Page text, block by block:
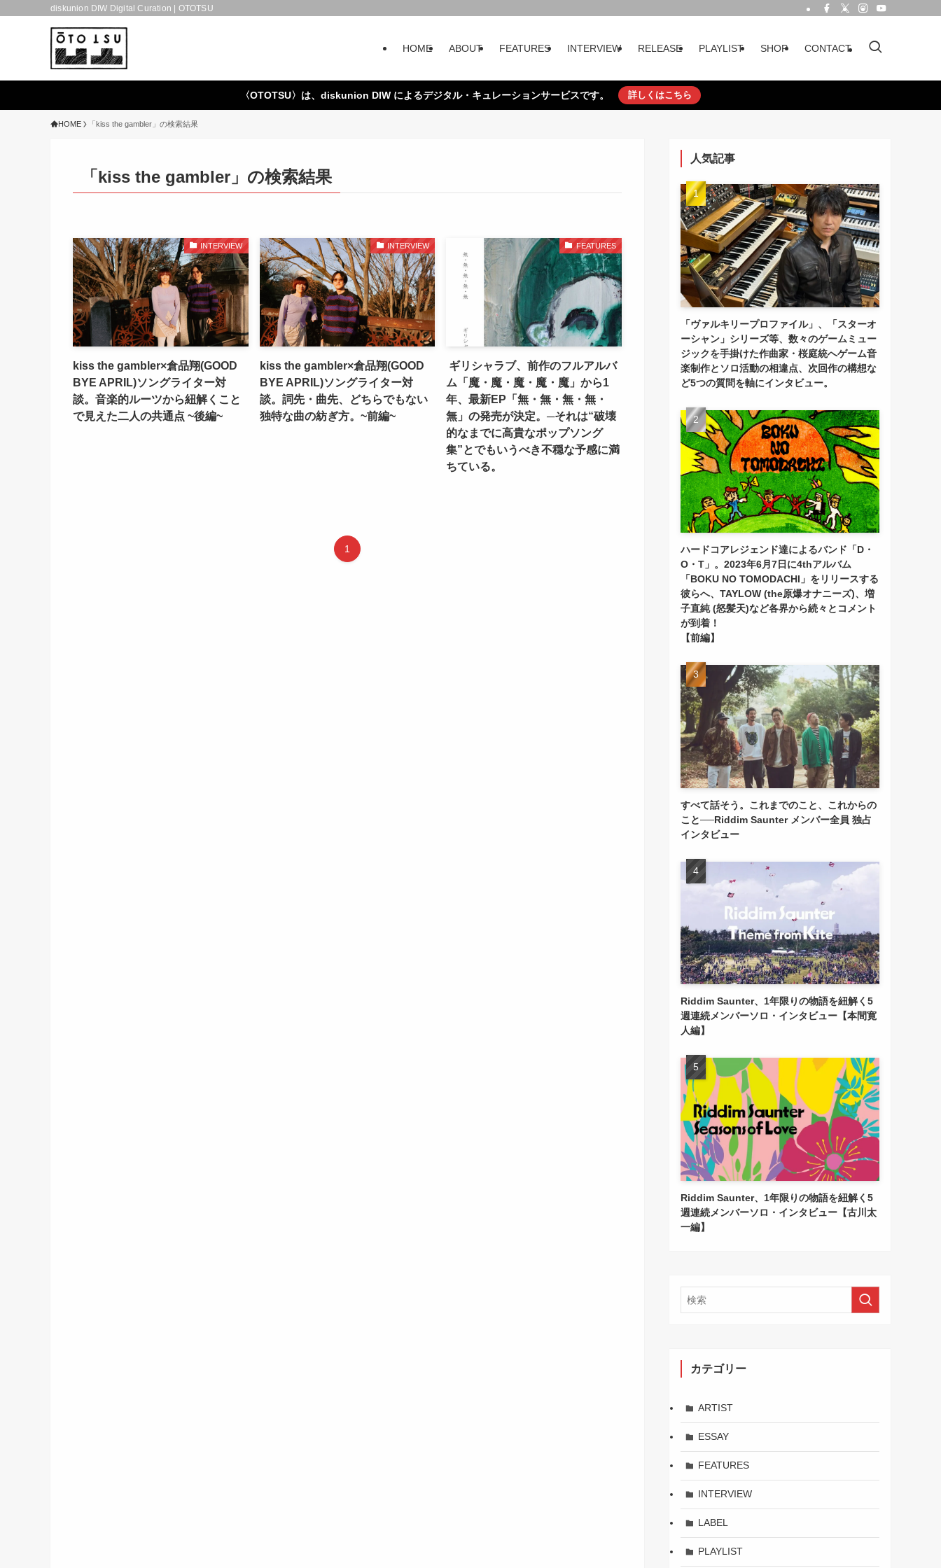
diskunion DIW Digital Curation | OTOTSU
HOME ABOUT FEATURES INTERVIEW RELEASE PLAYLIST SHOP CONTACT
〈OTOTSU〉は、diskunion DIW によるデジタル・キュレーションサービスです。 詳しくはこちら
HOME 「kiss the gambler」の検索結果
「kiss the gambler」の検索結果
INTERVIEW
kiss the gambler×倉品翔(GOOD
BYE APRIL)ソングライター対
談。音楽的ルーツから紐解くこと
で見えた二人の共通点 ~後編~
INTERVIEW
kiss the gambler×倉品翔(GOOD
BYE APRIL)ソングライター対
談。詞先・曲先、どちらでもない
独特な曲の紡ぎ方。~前編~
FEATURES
ギリシャラブ、前作のフルアルバ
ム「魔・魔・魔・魔・魔」から1
年、最新EP「無・無・無・無・
無」の発売が決定。─それは“破壊
的なまでに高貴なポップソング
集”とでもいうべき不穏な予感に満
ちている。
1
人気記事
「ヴァルキリープロファイル」、「スターオ
ーシャン」シリーズ等、数々のゲームミュー
ジックを手掛けた作曲家・桜庭統へゲーム音
楽制作とソロ活動の相違点、次回作の構想な
ど5つの質問を軸にインタビュー。
ハードコアレジェンド達によるバンド「D・
O・T」。2023年6月7日に4thアルバム
「BOKU NO TOMODACHI」をリリースする
彼らへ、TAYLOW (the原爆オナニーズ)、増
子直純 (怒髪天)など各界から続々とコメント
が到着！
【前編】
すべて話そう。これまでのこと、これからの
こと──Riddim Saunter メンバー全員 独占
インタビュー
Riddim Saunter、1年限りの物語を紐解く5
週連続メンバーソロ・インタビュー【本間寛
人編】
Riddim Saunter、1年限りの物語を紐解く5
週連続メンバーソロ・インタビュー【古川太
一編】
カテゴリー
ARTIST
ESSAY
FEATURES
INTERVIEW
LABEL
PLAYLIST